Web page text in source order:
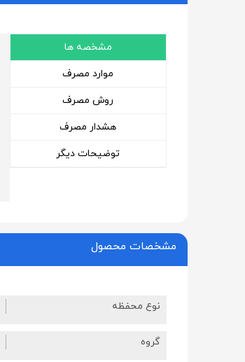
مشخصه ها
موارد مصرف
روش مصرف
هشدار مصرف
توضیحات دیگر
مشخصات محصول
نوع محفظه
گروه